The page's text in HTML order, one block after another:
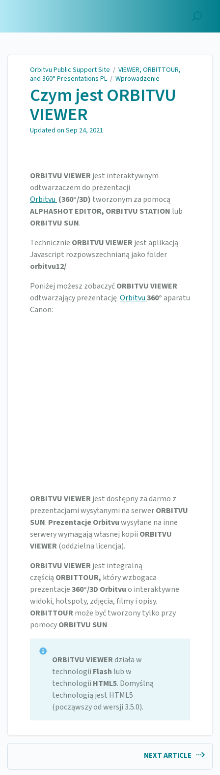
Orbitvu Public Support Site / VIEWER, ORBITTOUR,
and 360° Presentations PL / Wprowadzenie
Czym jest ORBITVU
VIEWER
Updated on Sep 24, 2021
ORBITVU VIEWERjest interaktywnym
odtwarzaczem do prezentacji
Orbitvu (360°/3D) tworzonym za pomocą
ALPHASHOT EDITOR, ORBITVU STATION lub
ORBITVU SUN.
Technicznie ORBITVU VIEWERjest aplikacją
Javascript rozpowszechnianą jako folder
orbitvu12/.
Poniżej możesz zobaczyćORBITVU VIEWER
odtwarzający prezentację Orbitvu360°aparatu
Canon:
ORBITVU VIEWERjest dostępny za darmo z
prezentacjami wysyłanymi na serwerORBITVU
SUN. PrezentacjeOrbitvuwysyłane na inne
serwery wymagają własnej kopii ORBITVU
VIEWER(oddzielna licencja).
ORBITVU VIEWERjest integralną
częścią ORBITTOUR, który wzbogaca
prezentacje360°/3D Orbitvuo interaktywne
widoki, hotspoty, zdjęcia, filmy i opisy.
ORBITTOURmoże być tworzony tylko przy
pomocyORBITVU SUN
ORBITVU VIEWERdziała w
technologii Flash lub w
technologii HTML5. Domyślną
technologią jest HTML5
(począwszy od wersji 3.5.0).
NEXT ARTICLE